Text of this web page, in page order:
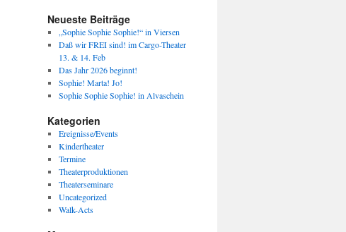
Neueste Beiträge
„Sophie Sophie Sophie!“ in Viersen
Daß wir FREI sind! im Cargo-Theater
13. & 14. Feb
Das Jahr 2026 beginnt!
Sophie! Marta! Jo!
Sophie Sophie Sophie! in Alvaschein
Kategorien
Ereignisse/Events
Kindertheater
Termine
Theaterproduktionen
Theaterseminare
Uncategorized
Walk-Acts